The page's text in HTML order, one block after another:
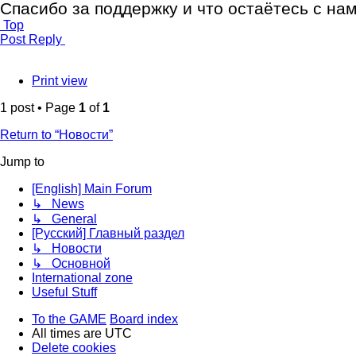
Спасибо за поддержку и что остаётесь с
Top
Post Reply
Print view
1 post • Page 1 of 1
Return to “Новости”
Jump to
[English] Main Forum
↳ News
↳ General
[Русский] Главный раздел
↳ Новости
↳ Основной
International zone
Useful Stuff
To the GAME Board index
All times are UTC
Delete cookies